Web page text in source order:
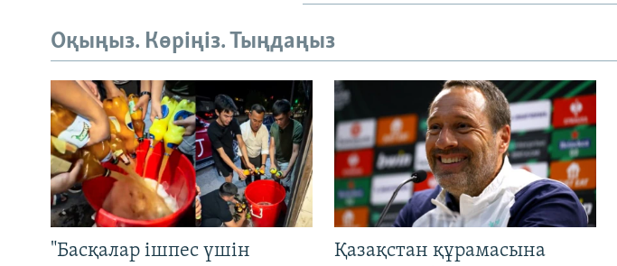
Оқыңыз. Көріңіз. Тыңдаңыз
"Басқалар ішпес үшін
Қазақстан құрамасына